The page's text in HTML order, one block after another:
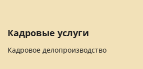
Кадровые услуги
Кадровое делопроизводство